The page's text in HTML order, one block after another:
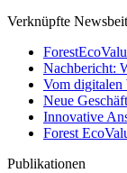
Verknüpfte
Nachbericht:
Vom digitalen
Neue
Innovative
Forest
Publikationen